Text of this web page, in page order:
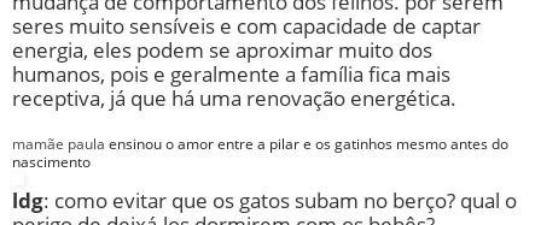
seres muito sensíveis e com capacidade de captar
energia, eles podem se aproximar muito dos
humanos, pois e geralmente a família fica mais
receptiva, já que há uma renovação energética.
mamãe paula ensinou o amor entre a pilar e os gatinhos mesmo antes do
nascimento
ldg: como evitar que os gatos subam no berço? qual o